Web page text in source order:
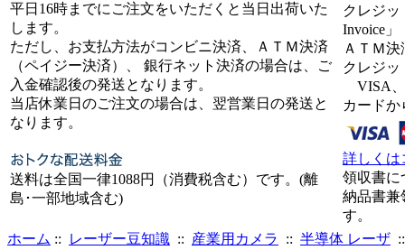
平日16時までにご注文をいただくと当日出荷いた
します。
ただし、お支払方法がコンビニ決済、ＡＴＭ決済
（ペイジー決済）、 銀行ネット決済の場合は、ご
入金確認後の発送となります。
当店休業日のご注文の場合は、翌営業日の発送と
なります。
送料は全国一律1088円（消費税含む）です。(離
島･一部地域含む)
クレジッ
Invoice」
ＡＴＭ
クレジッ
VISA、
カード
詳しくは
領収書に
納品書兼
す。
ホーム :: レーザー豆知識 :: 産業用カメラ :: 半導体 レーザ